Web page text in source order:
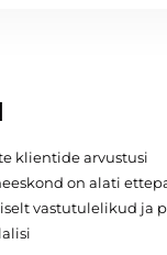
klientide arvustusi
on alati
vastutulelikud ja